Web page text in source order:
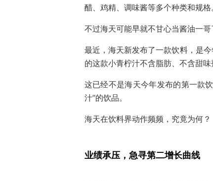
醋、鸡精、调味酱等多个种类和规格
不过海天可能早就不甘心当酱油一哥
最近，海天新发布了一款饮料，是
的这款小青柠汁不含脂肪、不含甜
这已经不是海天今年发布的第一款
汁”的饮品。
海天在饮料界动作频频，究竟为何？
业绩承压，急寻第二增长曲线